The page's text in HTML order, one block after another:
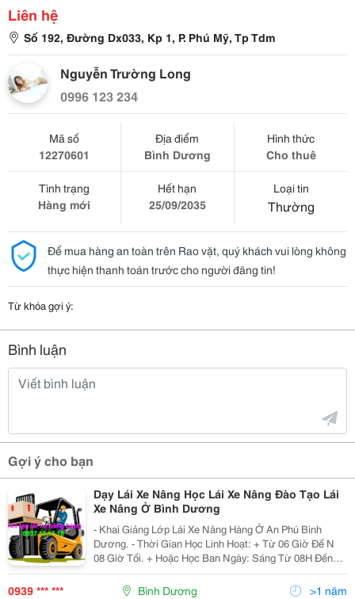
Liên hệ
Số 192, Đường Dx033, Kp 1, P. Phú Mỹ, Tp Tdm
Nguyễn Trường Long
0996 123 234
Mã số
12270601
Địa điểm
Bình Dương
Hình thức
Cho thuê
Tình trạng
Hàng mới
Hết hạn
25/09/2035
Loại tin
Thường
Để mua hàng an toàn trên Rao vặt, quý khách vui lòng không
thực hiện thanh toán trước cho người đăng tin!
Từ khóa gợi ý:
Bình luận
Gợi ý cho bạn
Dạy Lái Xe Nâng Học Lái Xe Nâng Đào Tạo Lái
Xe Nâng Ở Bình Dương
- Khai Giảng Lớp Lái Xe Nâng Hàng Ở An Phú Bình
Dương. - Thời Gian Học Linh Hoạt: + Từ 06 Giờ Đế N
08 Giờ Tối. + Hoặc Học Ban Ngày: Sáng Từ 08H Đến
12H Sáng; Chiều Từ 01H Đến 05H Chiều. - Hướng Bảo
Dưỡng Xe
0939 *** *** Bình Dương >1 năm